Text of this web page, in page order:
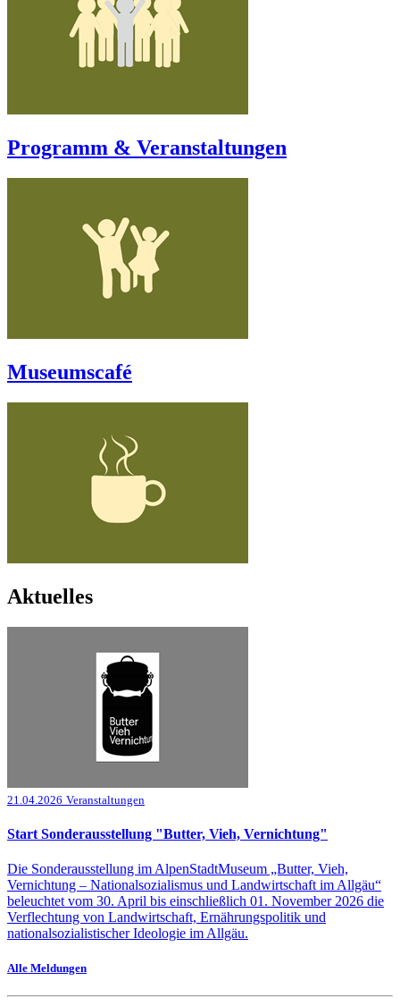
Programm & Veranstaltungen
Museumscafé
Aktuelles
21.04.2026 Veranstaltungen
Start Sonderausstellung "Butter, Vieh, Vernichtung"
Die Sonderausstellung im AlpenStadtMuseum „Butter, Vieh,
Vernichtung – Nationalsozialismus und Landwirtschaft im Allgäu“
beleuchtet vom 30. April bis einschließlich 01. November 2026 die
Verflechtung von Landwirtschaft, Ernährungspolitik und
nationalsozialistischer Ideologie im Allgäu.
Alle Meldungen